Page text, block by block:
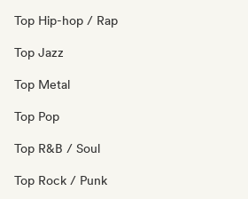
Top Hip-hop / Rap
Top Jazz
Top Metal
Top Pop
Top R&B / Soul
Top Rock / Punk